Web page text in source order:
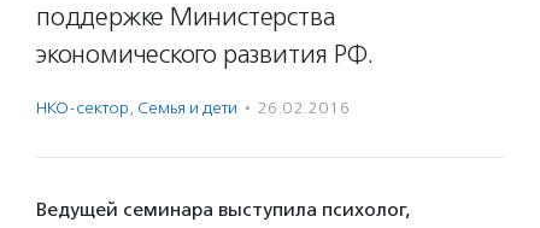
поддержке Министерства
экономического развития РФ.
НКО-сектор, Семья и дети · 26.02.2016
Ведущей семинара выступила психолог,